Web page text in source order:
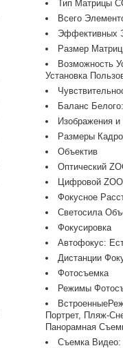
Тип Матрицы
Всего
Эффективных
Размер
Возможность
Установка
Баланс
Изображения
Размеры
Объектив
Оптический
Цифровой
Фокусное
Светосила
Фокусировка
Автофокус:
Дистанции
Фотосъемка
Режимы
Портрет, Пляж-
Панорамная
Съемка Видео: